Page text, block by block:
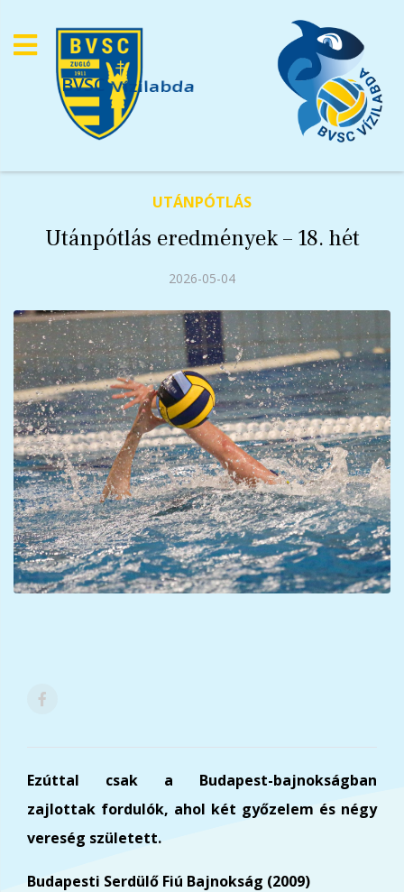
BVSC
Vízilabda
UTÁNPÓTLÁS
Utánpótlás eredmények – 18. hét
2026-05-04
Ezúttal csak a Budapest-bajnokságban
zajlottak fordulók, ahol két győzelem és négy
vereség született.
Budapesti Serdülő Fiú Bajnokság (2009)